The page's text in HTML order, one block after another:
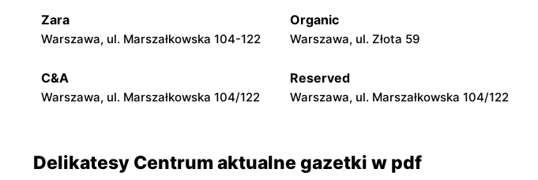
Delikatesy Centrum
Łomianki, ul. Warszawska 27
Delikatesy Centrum
Ożarów Mazowiecki, ul. Partyzantów 10
Zara
Warszawa, ul. Marszałkowska 104-122
Organic
Warszawa, ul. Złota 59
C&A
Warszawa, ul. Marszałkowska 104/122
Reserved
Warszawa, ul. Marszałkowska 104/122
Delikatesy Centrum aktualne gazetki w pdf